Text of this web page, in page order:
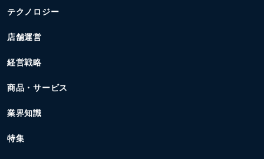
テクノロジー
店舗運営
経営戦略
商品・サービス
業界知識
特集